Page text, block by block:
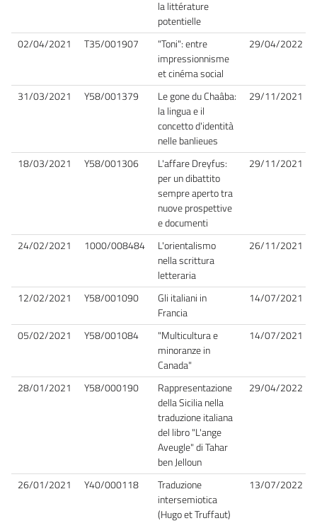
la littérature
potentielle
02/04/2021
T35/001907
"Toni": entre
impressionnisme
et cinéma social
29/04/2022
31/03/2021 Y58/001379
Le gone du Chaâba:
la lingua e il
concetto d'identità
nelle banlieues
29/11/2021
18/03/2021 Y58/001306
L'affare Dreyfus:
per un dibattito
sempre aperto tra
nuove prospettive
e documenti
29/11/2021
24/02/2021 1000/008484
L'orientalismo
nella scrittura
letteraria
26/11/2021
12/02/2021 Y58/001090
Gli italiani in
Francia
14/07/2021
05/02/2021 Y58/001084
"Multicultura e
minoranze in
Canada"
14/07/2021
28/01/2021 Y58/000190
Rappresentazione
della Sicilia nella
traduzione italiana
del libro "L'ange
Aveugle" di Tahar
ben Jelloun
29/04/2022
26/01/2021 Y40/000118
Traduzione
intersemiotica
(Hugo et Truffaut)
13/07/2022